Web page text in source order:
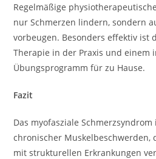
Regelmäßige
nur Schmerzen lindern, sondern
vorbeugen. Besonders effektiv ist
Therapie in der Praxis und einem
Übungsprogramm für zu Hause.
Fazit
Das myofasziale
chronischer Muskelbeschwerden,
mit strukturellen Erkrankungen